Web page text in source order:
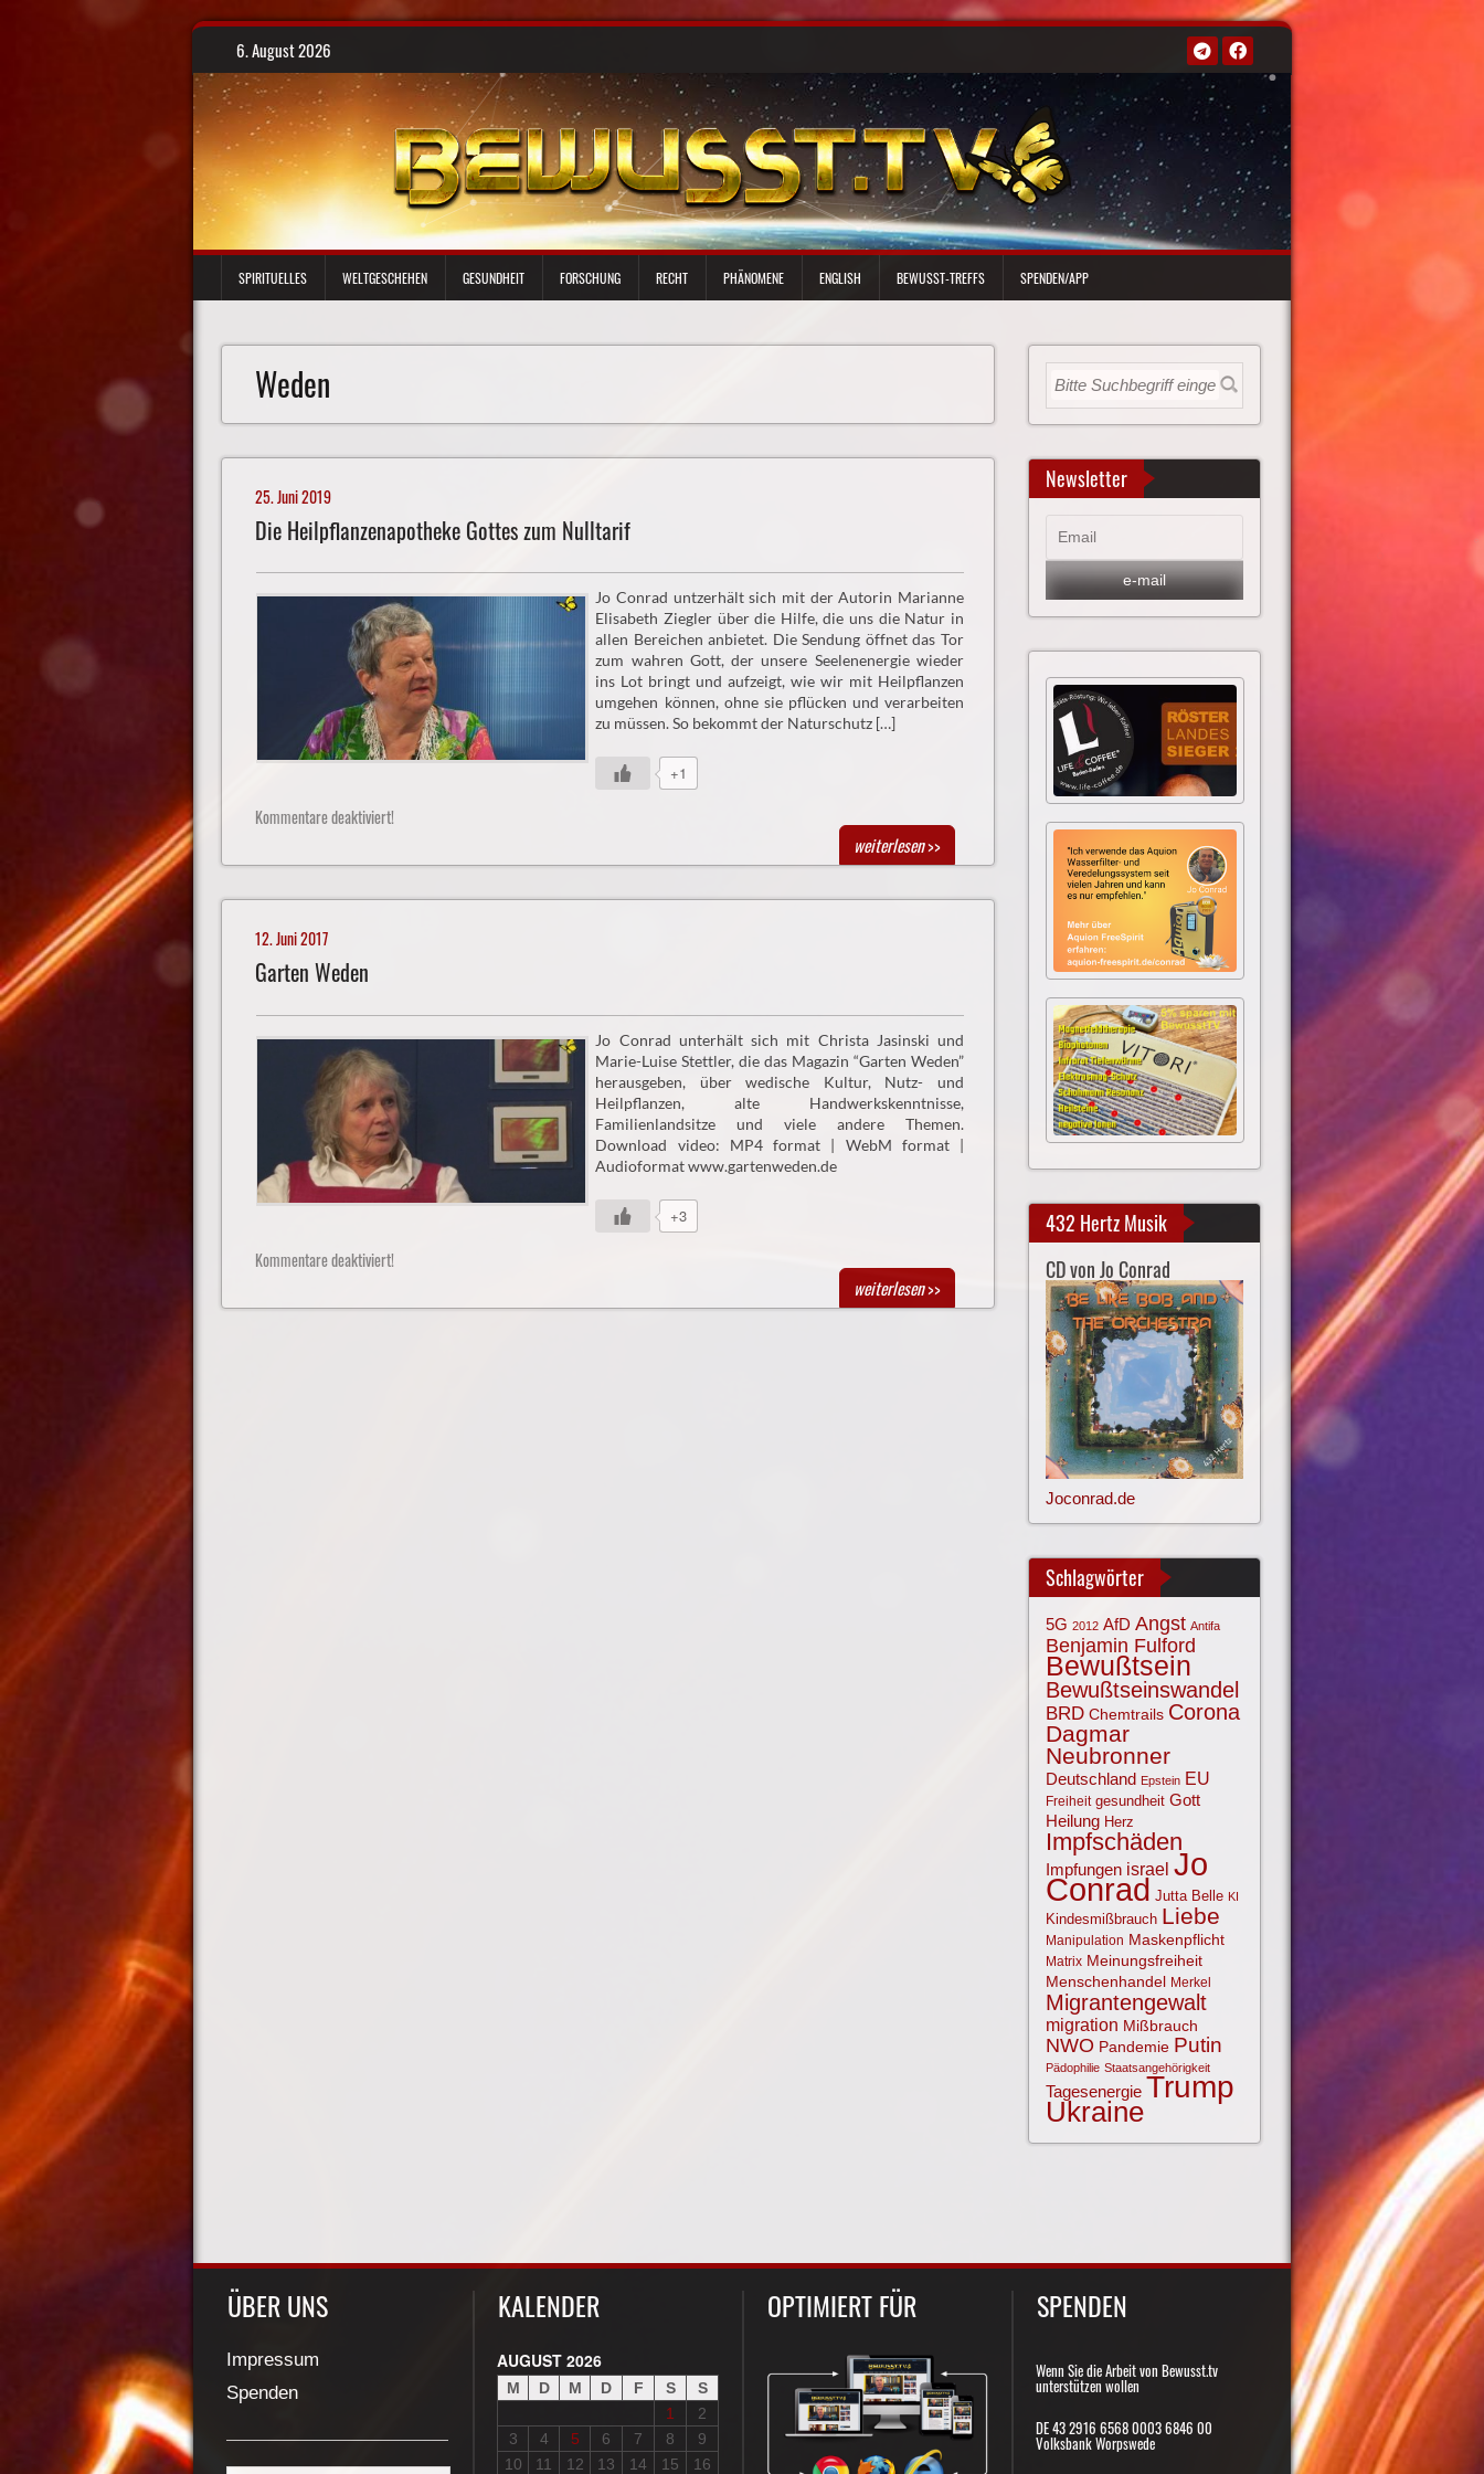
Skip
content
6. August 2026
SPIRITUELLES WELTGESCHEHEN GESUNDHEIT FORSCHUNG RECHT PHÄNOMENE ENGLISH BEWUSST-TREFFS SPENDEN/APP
Weden
25. Juni 2019
Die Heilpflanzenapotheke Gottes zum Nulltarif
Jo Conrad untzerhält sich mit der Autorin Marianne
Elisabeth Ziegler über die Hilfe, die uns die Natur in
allen Bereichen anbietet. Die Sendung öffnet das Tor
zum wahren Gott, der unsere Seelenenergie wieder
ins Lot bringt und aufzeigt, wie wir mit Heilpflanzen
umgehen können, ohne sie pflücken und verarbeiten
zu müssen. So bekommt der Naturschutz […]
+1
Kommentare deaktiviert!
weiterlesen>>
12. Juni 2017
Garten Weden
Jo Conrad unterhält sich mit Christa Jasinski und
Marie-Luise Stettler, die das Magazin “Garten Weden”
herausgeben, über wedische Kultur, Nutz- und
Heilpflanzen, alte Handwerkskenntnisse,
Familienlandsitze und viele andere Themen.
Download video: MP4 format | WebM format |
Audioformat www.gartenweden.de
+3
Kommentare deaktiviert!
weiterlesen>>
Newsletter
432 Hertz Musik
CD von Jo Conrad
Joconrad.de
Schlagwörter
5G 2012 AfD Angst Antifa
Benjamin Fulford
Bewußtsein
Bewußtseinswandel
BRD Chemtrails Corona
Dagmar
Neubronner
Deutschland Epstein EU
Freiheit gesundheit Gott
Heilung Herz
Impfschäden
Impfungen israel Jo
Conrad Jutta Belle KI
Kindesmißbrauch Liebe
Manipulation Maskenpflicht
Matrix Meinungsfreiheit
Menschenhandel Merkel
Migrantengewalt
migration Mißbrauch
NWO Pandemie Putin
Pädophilie Staatsangehörigkeit
Tagesenergie Trump
Ukraine
ÜBER UNS
Impressum
Spenden
KALENDER
AUGUST 2026
M D M D F S
S
1
2
3
4 5 6 7 8
9
10
11 12 13 14 15 16
OPTIMIERT FÜR SPENDEN
Wenn Sie die Arbeit von Bewusst.tv
unterstützen wollen
DE 43 2916 6568 0003 6846 00
Volksbank Worpswede